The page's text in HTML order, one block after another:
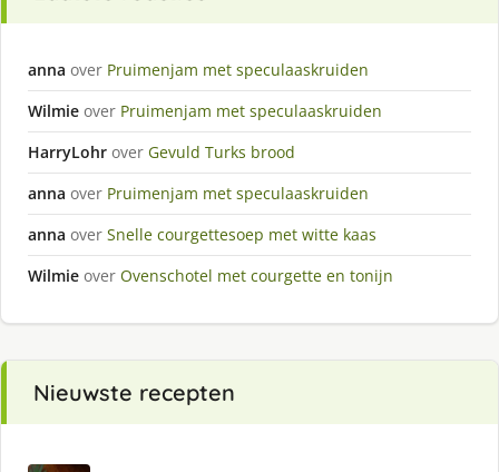
anna over Pruimenjam met speculaaskruiden
Wilmie over Pruimenjam met speculaaskruiden
HarryLohr over Gevuld Turks brood
anna over Pruimenjam met speculaaskruiden
anna over Snelle courgettesoep met witte kaas
Wilmie over Ovenschotel met courgette en tonijn
Nieuwste recepten